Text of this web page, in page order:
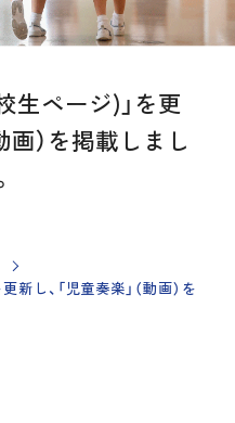
生ページ)」を更
画）を掲載しまし
新し、「児童奏楽」（動画）を